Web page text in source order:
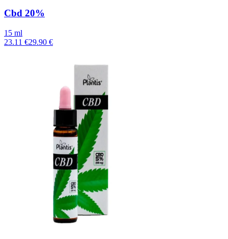
Cbd 20%
15 ml
23.11 €29.90 €